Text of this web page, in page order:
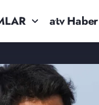
atv Haber